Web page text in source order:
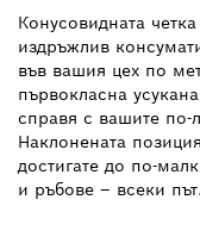
Конусовидната
издръжлив
във вашия цех по
първокласна
справя с вашите по-
Наклонената
достигате до по-
и ръбове – всеки път.